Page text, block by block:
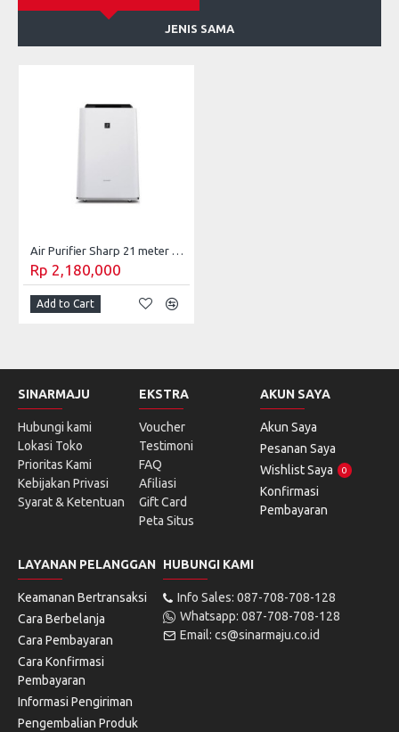
JENIS SAMA
Air Purifier Sharp 21 meter KC-F30Y-W
Rp 2,180,000
Add to Cart
SINARMAJU
Hubungi kami
Lokasi Toko
Prioritas Kami
Kebijakan Privasi
Syarat & Ketentuan
EKSTRA
Voucher
Testimoni
FAQ
Afiliasi
Gift Card
Peta Situs
AKUN SAYA
Akun Saya
Pesanan Saya
Wishlist Saya
0
Konfirmasi
Pembayaran
LAYANAN PELANGGAN
Keamanan Bertransaksi
Cara Berbelanja
Cara Pembayaran
Cara Konfirmasi
Pembayaran
Informasi Pengiriman
Pengembalian Produk
HUBUNGI KAMI
Info Sales: 087-708-708-128
Whatsapp: 087-708-708-128
Email: cs@sinarmaju.co.id